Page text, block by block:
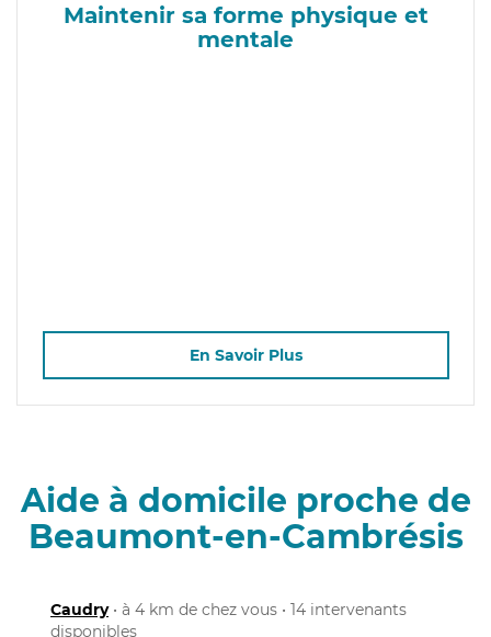
Maintenir sa forme physique et
mentale
En Savoir Plus
Aide à domicile proche de
Beaumont-en-Cambrésis
Caudry• à 4 km de chez vous • 14 intervenants
disponibles